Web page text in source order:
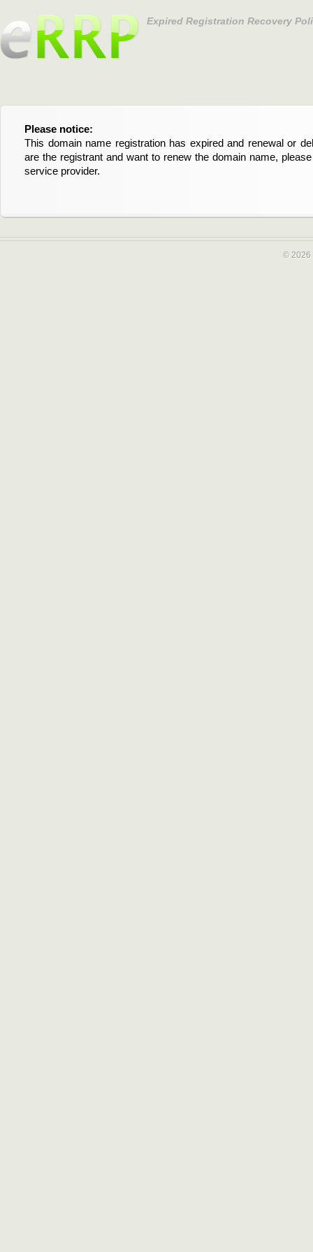
Expired Registration Recovery
Please notice:
This domain name registration has expired and renewal or
are the registrant and want to renew the domain name,
service provider.
Bitte beachten Sie:
Diese Domainregistrierung ist abgelaufen und die
Domain stehen an. Wenn Sie der Registrant sind und
verlängern möchten, kontaktieren Sie bitte Ihren Service-
© 2026